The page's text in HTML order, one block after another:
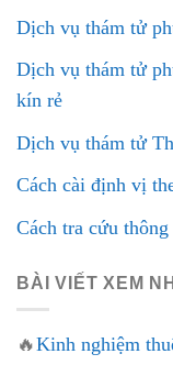
Dịch vụ thám tử
Dịch vụ thám tử
kín rẻ
Dịch vụ thám tử
Cách cài định vị
Cách tra cứu
BÀI VIẾT XEM
🔥Kinh nghiệm